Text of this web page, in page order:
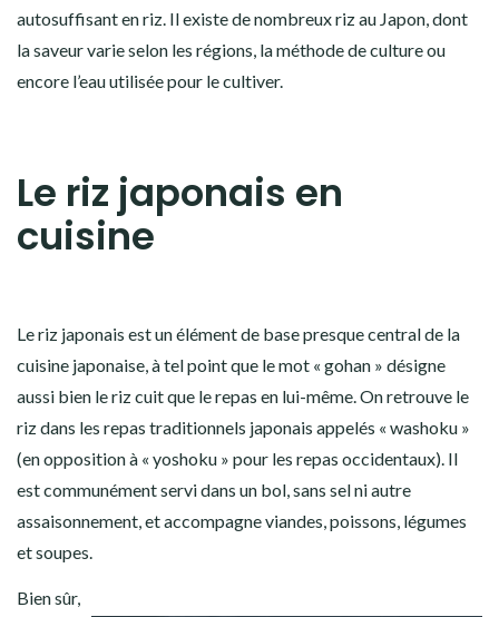
autosuffisant en riz. Il existe de nombreux riz au Japon, dont
la saveur varie selon les régions, la méthode de culture ou
encore l’eau utilisée pour le cultiver.
Le riz japonais en
cuisine
Le riz japonais est un élément de base presque central de la
cuisine japonaise, à tel point que le mot « gohan » désigne
aussi bien leriz cuit que le repas en lui-même. On retrouve le
riz dans les repas traditionnels japonais appelés « washoku »
(en opposition à « yoshoku » pour les repas occidentaux). Il
est communément servi dans un bol, sans sel ni autre
assaisonnement, et accompagne viandes, poissons, légumes
et soupes.
Bien sûr,